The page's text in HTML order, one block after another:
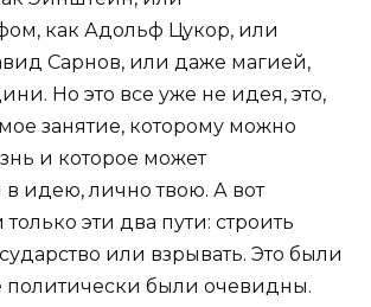
как Адольф Цукор, или
Сарнов, или даже магией,
Но это все уже не идея, это,
занятие, которому можно
и которое может
в идею, лично твою. А вот
эти два пути: строить
или взрывать. Это были
политически были очевидны.